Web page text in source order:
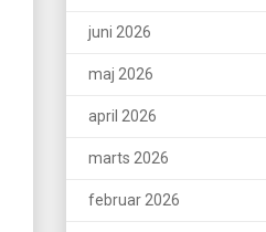
juni 2026
maj 2026
april 2026
marts 2026
februar 2026